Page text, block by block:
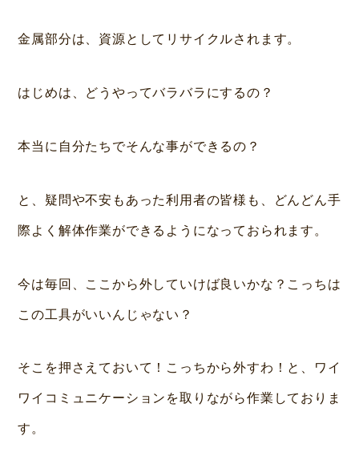
金属部分は、資源としてリサイクルされます。
はじめは、どうやってバラバラにするの？
本当に自分たちでそんな事ができるの？
と、疑問や不安もあった利用者の皆様も、どんどん手
際よく解体作業ができるようになっておられます。
今は毎回、ここから外していけば良いかな？こっちは
この工具がいいんじゃない？
そこを押さえておいて！こっちから外すわ！と、ワイ
ワイコミュニケーションを取りながら作業しておりま
す。